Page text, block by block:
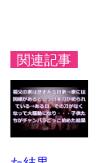
関連記事